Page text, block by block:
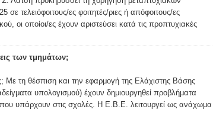
τελειόφοιτους/ες φοιτητές/ριες ή απόφοιτους/ες
οι οποίοι/ες έχουν αριστεύσει κατά τις προπτυχιακές
των τμημάτων;
Με τη θέσπιση και την εφαρμογή της Ελάχιστης Βάσης
υπολογισμού) έχουν δημιουργηθεί προβλήματα
υπάρχουν στις σχολές. Η Ε.Β.Ε. λειτουργεί ως ανάχωμα